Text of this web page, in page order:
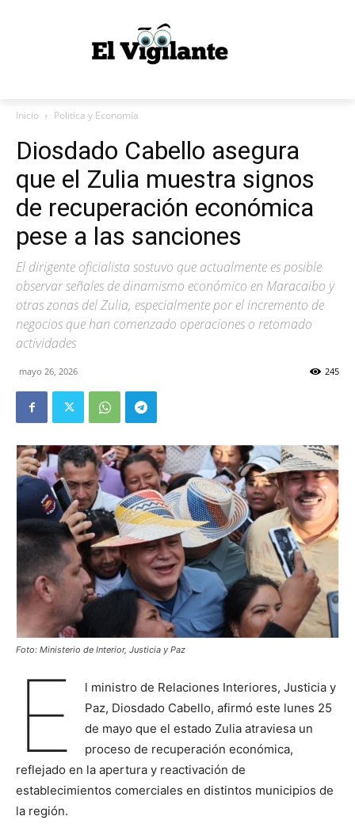
Inicio Politica y Economía
Diosdado Cabello asegura
que el Zulia muestra signos
de recuperación económica
pese a las sanciones
El dirigente oficialista sostuvo que actualmente es posible
observar señales de dinamismo económico en Maracaibo y
otras zonas del Zulia, especialmente por el incremento de
negocios que han comenzado operaciones o retomado
actividades
mayo 26, 2026 245
Foto: Ministerio de Interior, Justicia y Paz
E
l ministro de Relaciones Interiores, Justicia y
Paz, Diosdado Cabello, afirmó este lunes 25
de mayo que el estado Zulia atraviesa un
proceso de recuperación económica,
reflejado en la apertura y reactivación de
establecimientos comerciales en distintos municipios de
la región.